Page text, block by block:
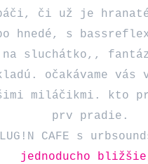
či už je
hnedé, s
na sluchátko,,
očakávame vás
miláčikmi. kto
prv pradie.
CAFE s
jednoducho